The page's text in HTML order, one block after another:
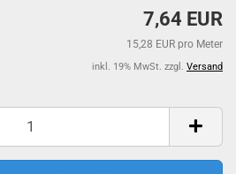
7,64 EUR
15,28 EUR pro Meter
inkl. 19% MwSt. zzgl. Versand